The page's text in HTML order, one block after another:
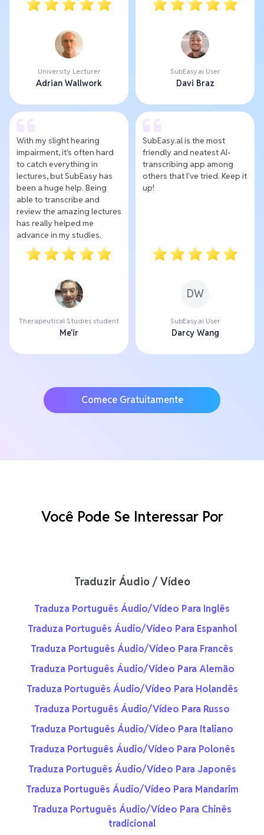
University Lecturer
Adrian Wallwork
SubEasy.ai User
Davi Braz
With my slight hearing
impairment, it's often hard
to catch everything in
lectures, but SubEasy has
been a huge help. Being
able to transcribe and
review the amazing lectures
has really helped me
advance in my studies.
Therapeutical Studies student
Me'ir
SubEasy.al is the most
friendly and neatest AI-
transcribing app among
others that I've tried. Keep it
up!
DW
SubEasy.ai User
Darcy Wang
Comece Gratuitamente
Você Pode Se Interessar Por
Traduzir Áudio / Vídeo
Traduza Português Áudio/Vídeo Para Inglês
Traduza Português Áudio/Vídeo Para Espanhol
Traduza Português Áudio/Vídeo Para Francês
Traduza Português Áudio/Vídeo Para Alemão
Traduza Português Áudio/Vídeo Para Holandês
Traduza Português Áudio/Vídeo Para Russo
Traduza Português Áudio/Vídeo Para Italiano
Traduza Português Áudio/Vídeo Para Polonês
Traduza Português Áudio/Vídeo Para Japonês
Traduza Português Áudio/Vídeo Para Mandarim
Traduza Português Áudio/Vídeo Para Chinês
tradicional